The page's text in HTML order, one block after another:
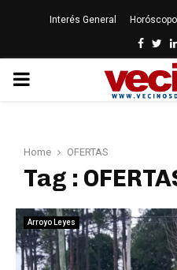
Interés General
PRIMARY
Home OFERTAS
Tag :
Arroyo Leyes